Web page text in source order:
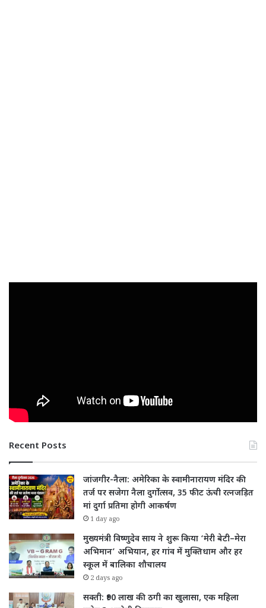
Recent Posts
जांजगीर-नैला: अमेरिका के स्वामीनारायण मंदिर की
तर्ज पर सजेगा नैला दुर्गोत्सव, 35 फीट ऊंची रत्नजड़ित
मां दुर्गा प्रतिमा होगी आकर्षण
1 day ago
मुख्यमंत्री विष्णुदेव साय ने शुरू किया ‘मेरी बेटी–मेरा
अभिमान’ अभियान, हर गांव में मुक्तिधाम और हर
स्कूल में बालिका शौचालय
2 days ago
सक्ती: ₹90 लाख की ठगी का खुलासा, एक महिला